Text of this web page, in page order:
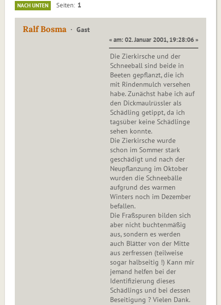
NACH UNTEN Seiten 1
Ralf Bosma Gast
« am: 02. Januar 2001, 19:28:06 »
Die Zierkirsche und der
Schneeball sind beide in
Beeten gepflanzt, die ich
mit Rindenmulch versehen
habe. Zunächst habe ich auf
den Dickmaulrüssler als
Schädling getippt, da ich
tagsüber keine Schädlinge
sehen konnte.
Die Zierkirsche wurde
schon im Sommer stark
geschädigt und nach der
Neupflanzung im Oktober
wurden die Schneebälle
aufgrund des warmen
Winters noch im Dezember
befallen.
Die Fraßspuren bilden sich
aber nicht buchtenmäßig
aus, sondern es werden
auch Blätter von der Mitte
aus zerfressen (teilweise
sogar halbseitig !) Kann mir
jemand helfen bei der
Identifizierung dieses
Schädlings und bei dessen
Beseitigung ? Vielen Dank.